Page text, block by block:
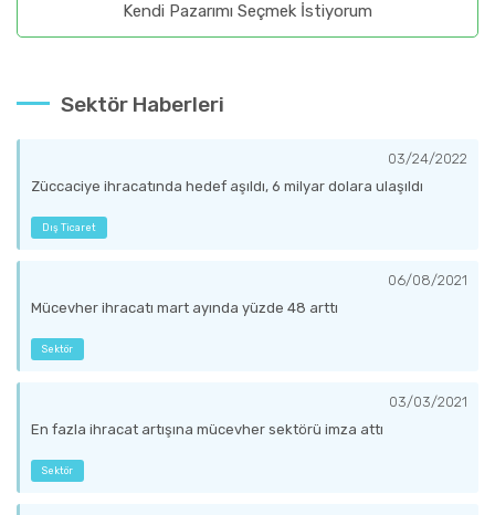
Kendi Pazarımı Seçmek İstiyorum
Sektör Haberleri
03/24/2022
Züccaciye ihracatında hedef aşıldı, 6 milyar dolara ulaşıldı
Dış Ticaret
06/08/2021
Mücevher ihracatı mart ayında yüzde 48 arttı
Sektör
03/03/2021
En fazla ihracat artışına mücevher sektörü imza attı
Sektör